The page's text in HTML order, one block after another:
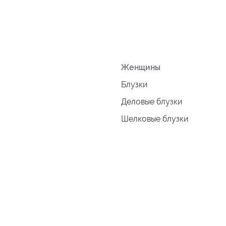
Женщины
Блузки
Деловые блузки
Шелковые блузки